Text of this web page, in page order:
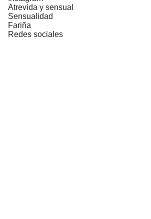
Atrevida y sensual
Sensualidad
Fariña
Redes sociales